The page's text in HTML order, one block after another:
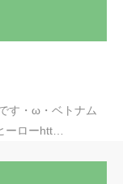
す・ω・ベトナム
ーローhtt…